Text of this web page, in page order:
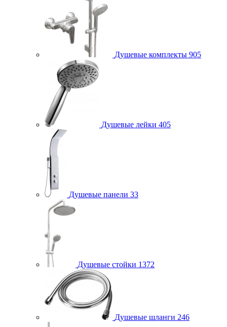
Душевые комплекты 905
Душевые лейки 405
Душевые панели 33
Душевые стойки 1372
Душевые шланги 246